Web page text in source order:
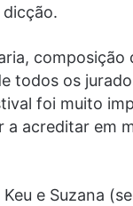
composição
todos os
foi muito
acreditar em
e Suzana